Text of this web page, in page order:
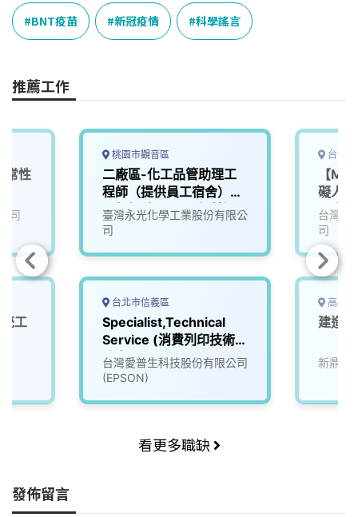
e
b
o
k
e
e
a
k
e
n
y
k
BNT疫苗 新冠疫情 科學謠言
推薦工作
常性
司
工
桃園市觀音區
二廠區-化工品管助理工
程師（提供員工宿舍）
【無經驗可】(另加營運
獎金、輪班津貼)
臺灣永光化學工業股份有限公
司
台北市信義區
Specialist,Technical
Service (消費列印技術服
務處)
台灣愛普生科技股份有限公司
(EPSON)
台中
【
礙人
習生
台灣美
司
高雄
建造
新鼎系
看更多職缺
發佈留言